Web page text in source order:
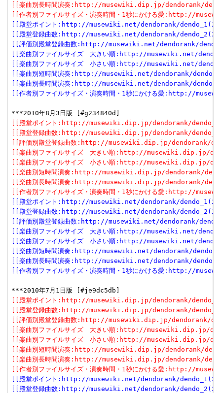
[[楽曲別長時間演奏:http://musewiki.dip.jp/dendorank/
[[作者別ファイルサイズ・演奏時間・1秒にかける愛:http://
[[殿堂ポイント:http://musewiki.net/dendorank/
[[殿堂登録曲数:http://musewiki.net/dendorank/
[[評価別殿堂登録曲数:http://musewiki.net/dendorank/
[[楽曲別ファイルサイズ　大きい順:http://musewiki.net/
[[楽曲別ファイルサイズ　小さい順:http://musewiki.net/
[[楽曲別短時間演奏:http://musewiki.net/dendorank/
[[楽曲別長時間演奏:http://musewiki.net/dendorank/
[[作者別ファイルサイズ・演奏時間・1秒にかける愛:http://
[[殿堂ポイント:http://musewiki.dip.jp/dendorank/
[[殿堂登録曲数:http://musewiki.dip.jp/dendorank/
[[評価別殿堂登録曲数:http://musewiki.dip.jp/dendorank/
[[楽曲別ファイルサイズ　大きい順:http://musewiki.dip.jp/
[[楽曲別ファイルサイズ　小さい順:http://musewiki.dip.jp/
[[楽曲別短時間演奏:http://musewiki.dip.jp/dendorank/
[[楽曲別長時間演奏:http://musewiki.dip.jp/dendorank/
[[作者別ファイルサイズ・演奏時間・1秒にかける愛:http://
[[殿堂ポイント:http://musewiki.net/dendorank/
[[殿堂登録曲数:http://musewiki.net/dendorank/
[[評価別殿堂登録曲数:http://musewiki.net/dendorank/
[[楽曲別ファイルサイズ　大きい順:http://musewiki.net/
[[楽曲別ファイルサイズ　小さい順:http://musewiki.net/
[[楽曲別短時間演奏:http://musewiki.net/dendorank/
[[楽曲別長時間演奏:http://musewiki.net/dendorank/
[[作者別ファイルサイズ・演奏時間・1秒にかける愛:http://
[[殿堂ポイント:http://musewiki.dip.jp/dendorank/
[[殿堂登録曲数:http://musewiki.dip.jp/dendorank/
[[評価別殿堂登録曲数:http://musewiki.dip.jp/dendorank/
[[楽曲別ファイルサイズ　大きい順:http://musewiki.dip.jp/
[[楽曲別ファイルサイズ　小さい順:http://musewiki.dip.jp/
[[楽曲別短時間演奏:http://musewiki.dip.jp/dendorank/
[[楽曲別長時間演奏:http://musewiki.dip.jp/dendorank/
[[作者別ファイルサイズ・演奏時間・1秒にかける愛:http://
[[殿堂ポイント:http://musewiki.net/dendorank/
[[殿堂登録曲数:http://musewiki.net/dendorank/